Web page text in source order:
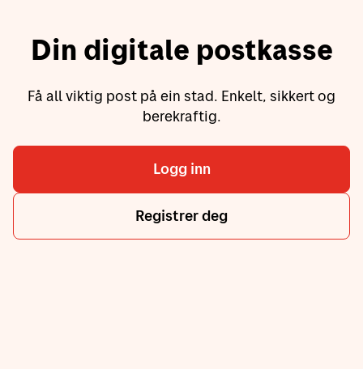
Din digitale postkasse
Få all viktig post på ein stad. Enkelt, sikkert og
berekraftig.
Logg inn
Registrer deg